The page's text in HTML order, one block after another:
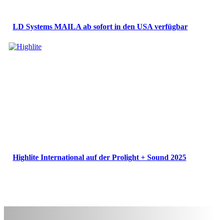
LD Systems MAILA ab sofort in den USA verfügbar
Highlite International auf der Prolight + Sound 2025